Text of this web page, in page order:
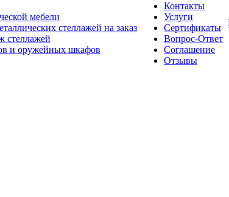
мебели
стеллажей на заказ
стеллажей
и оружейных шкафов
Контакты
Услуги
Сертификаты
Вопрос-Ответ
Соглашение
Отзывы